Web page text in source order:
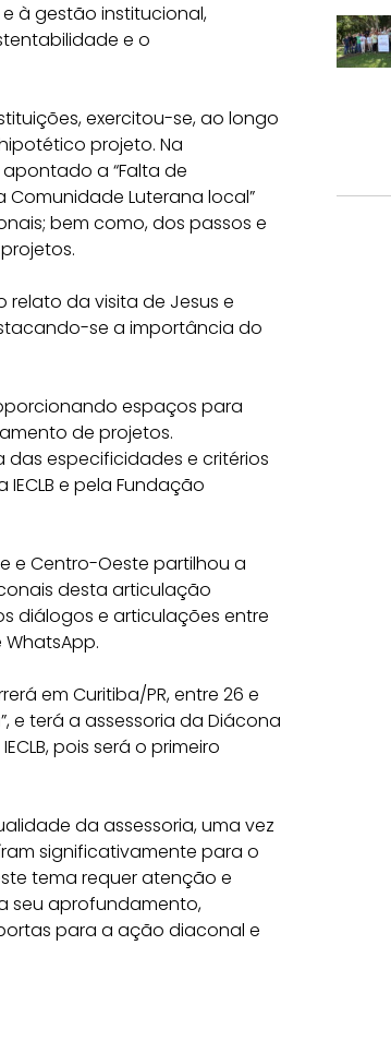
à gestão institucional,
e o
exercitou-se, ao longo
projeto. Na
a “Falta de
Luterana local”
bem como, dos passos e
da visita de Jesus e
se a importância do
espaços para
de projetos.
especificidades e critérios
e pela Fundação
e Centro-Oeste partilhou a
desta articulação
diálogos e articulações entre
em Curitiba/PR, entre 26 e
e terá a assessoria da Diácona
pois será o primeiro
da assessoria, uma vez
significativamente para o
tema requer atenção e
seu aprofundamento,
para a ação diaconal e